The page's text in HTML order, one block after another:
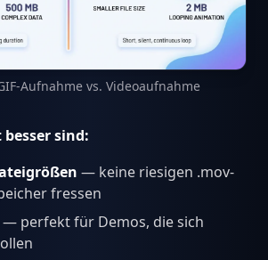
Aufnahme vs. Videoaufnahme
sind:
— keine riesigen .mov-
fressen
— perfekt für Demos, die sich